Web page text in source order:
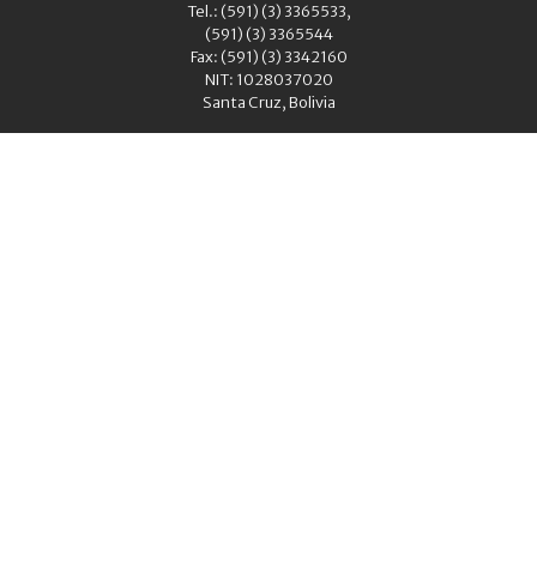
Tel.: (591) (3) 3365533,
(591) (3) 3365544
Fax: (591) (3) 3342160
NIT: 1028037020
Santa Cruz, Bolivia